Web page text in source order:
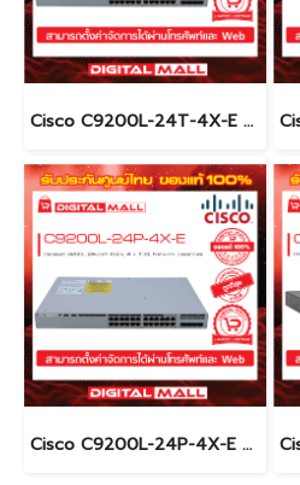
Cisco C9200L-24T-4X-E อุปกรณ์ขยายสัญญาณ (Gigabit Switch Hub)
Cisco C9200L-24P-4X-E อุปกรณ์ขยายสัญญาณ (Gigabit Switch Hub)